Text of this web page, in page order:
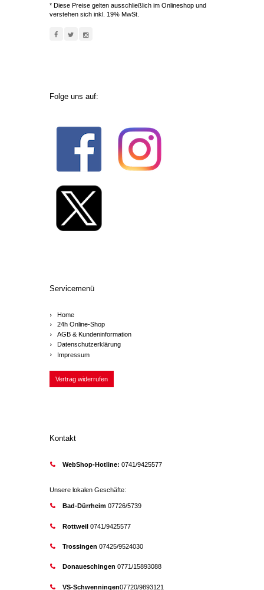
* Diese Preise gelten ausschließlich im Onlineshop und
verstehen sich inkl. 19% MwSt.
Folge uns auf:
Servicemenü
Home
24h Online-Shop
AGB & Kundeninformation
Datenschutzerklärung
Impressum
Vertrag widerrufen
Kontakt
WebShop-Hotline: 0741/9425577
Unsere lokalen Geschäfte:
Bad-Dürrheim07726/5739
Rottweil0741/9425577
Trossingen 07425/9524030
Donaueschingen 0771/15893088
VS-Schwenningen07720/9893121